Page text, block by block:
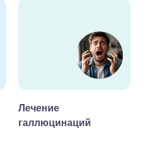
Лечение
галлюцинаций